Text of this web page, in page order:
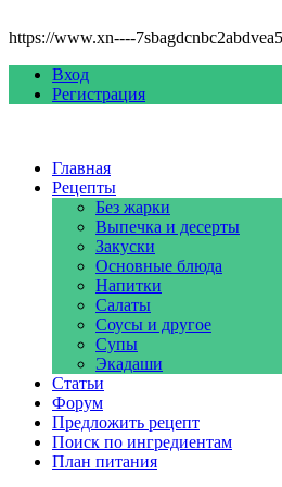
https://www.xn----
Вход
Регистрация
Главная
Рецепты
Без жарки
Выпечка и десерты
Закуски
Основные блюда
Напитки
Салаты
Соусы и другое
Супы
Экадаши
Статьи
Форум
Предложить рецепт
Поиск по ингредиентам
План питания